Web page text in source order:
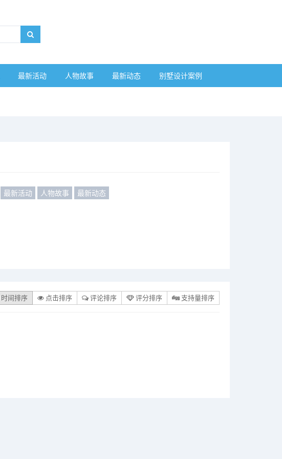
最新活动 人物故事 最新动态 别墅设计案例
最新活动 人物故事
最新动态
时间排序 点击排序 评论排序 评分排序 支持量排序